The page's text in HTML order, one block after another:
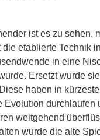
ist es zu sehen,
etablierte Technik
in eine
Ersetzt wurde
haben in
Evolution durchlaufen
weitgehend
wurde die alte